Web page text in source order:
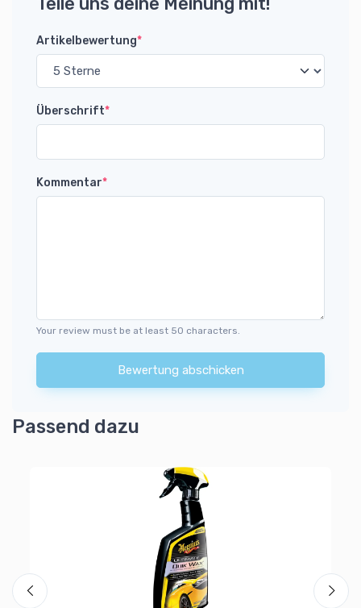
Artikelbewertung*
Überschrift*
Kommentar*
Your review must be at least 50 characters.
Bewertung abschicken
Passend dazu